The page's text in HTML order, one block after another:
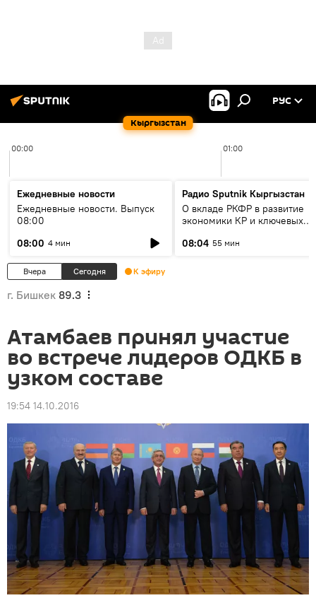
Кыргызстан
РУС
00:00 01:00
Ежедневные новости
Ежедневные новости. Выпуск
08:00
08:00 4 мин
Радио Sputnik Кыргызстан
О вкладе РКФР в развитие
экономики КР и ключевых
08:04 55 мин
Вчера Сегодня К эфиру
г. Бишкек 89.3
Атамбаев принял участие
во встрече лидеров ОДКБ в
узком составе
19:54 14.10.2016